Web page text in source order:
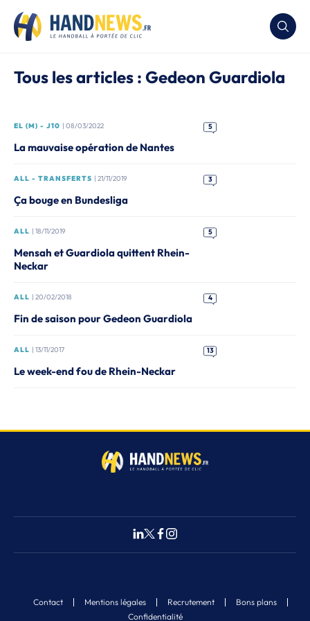
Tous les articles : Gedeon Guardiola
EL (M) - J10 | 08/03/2022 5
La mauvaise opération de Nantes
ALL - TRANSFERTS | 21/11/2019 3
Ça bouge en Bundesliga
ALL | 18/11/2019 5
Mensah et Guardiola quittent Rhein-
Neckar
ALL | 20/02/2018 4
Fin de saison pour Gedeon Guardiola
ALL | 13/11/2017 13
Le week-end fou de Rhein-Neckar
Contact Mentions légales Recrutement
Bons plans
Confidentialité